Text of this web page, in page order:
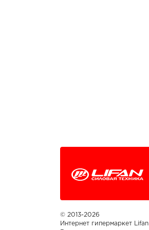
© 2013-2026
Интернет гипермаркет Lifan